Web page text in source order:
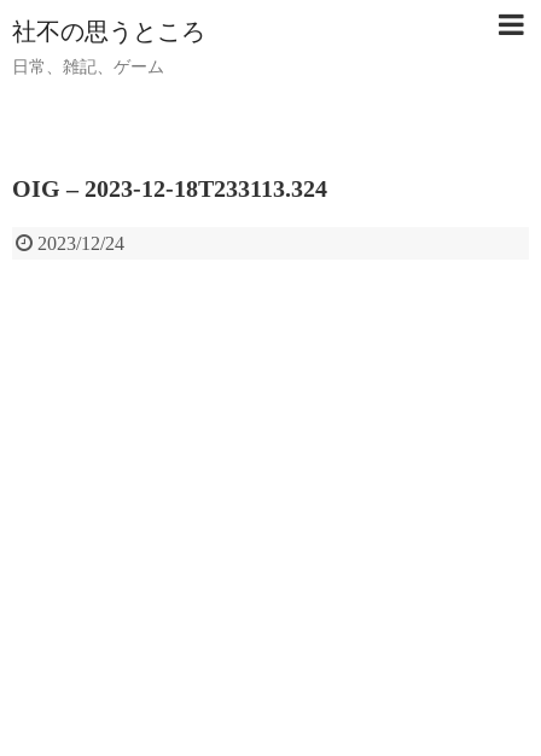
社不の思うところ
日常、雑記、ゲーム
OIG – 2023-12-18T233113.324
2023/12/24